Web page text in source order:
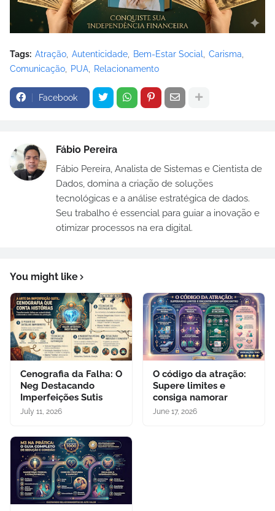
Tags: Atração Autenticidade Bem-Estar Social
Carisma
Comunicação
PUA Relacionamento
Facebook
Fábio Pereira
Fábio Pereira, Analista de Sistemas e Cientista de
Dados, domina a criação de soluções
tecnológicas e a análise estratégica de dados.
Seu trabalho é essencial para guiar a inovação e
otimizar processos na era digital.
You might like
Cenografia da Falha: O
Neg Destacando
Imperfeições Sutis
July 11, 2026
O código da atração:
Supere limites e
consiga namorar
June 17, 2026